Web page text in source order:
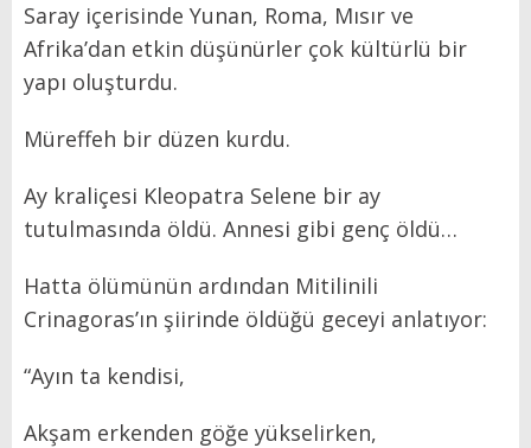
Saray içerisinde Yunan, Roma, Mısır ve
Afrika’dan etkin düşünürler çok kültürlü bir
yapı oluşturdu.
Müreffeh bir düzen kurdu.
Ay kraliçesi Kleopatra Selene bir ay
tutulmasında öldü. Annesi gibi genç öldü…
Hatta ölümünün ardından Mitilinili
Crinagoras’ın şiirinde öldüğü geceyi anlatıyor:
“Ayın ta kendisi,
Akşam erkenden göğe yükselirken,